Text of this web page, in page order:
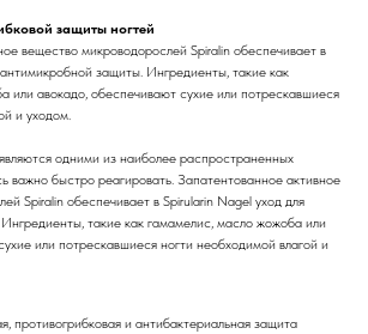
защиты ногтей
вещество микроводорослей Spiralin обеспечивает в
защиты. Ингредиенты, такие как
или авокадо, обеспечивают сухие или потрескавшиеся
и уходом.
одними из наиболее распространенных
важно быстро реагировать. Запатентованное активное
Spiralin обеспечивает в Spirularin Nagel уход для
такие как гамамелис, масло жожоба или
или потрескавшиеся ногти необходимой влагой и
противогрибковая и антибактериальная защита